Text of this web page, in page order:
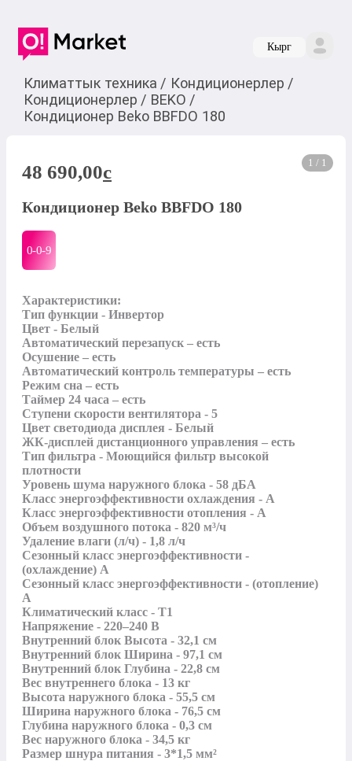
Кырг
Климаттык техника / Кондиционерлер /
Кондиционерлер / BEKO /
Кондиционер Beko BBFDO 180
1 / 1
48 690,00c
Кондиционер Beko BBFDO 180
0-0-9
Характеристики:
Тип функции - Инвертор
Цвет - Белый
Автоматический перезапуск – есть
Осушение – есть
Автоматический контроль температуры – есть
Режим сна – есть
Таймер 24 часа – есть
Ступени скорости вентилятора - 5
Цвет светодиода дисплея - Белый
ЖК-дисплей дистанционного управления – есть
Тип фильтра - Моющийся фильтр высокой
плотности
Уровень шума наружного блока - 58 дБА
Класс энергоэффективности охлаждения - A
Класс энергоэффективности отопления - А
Объем воздушного потока - 820 м³/ч
Удаление влаги (л/ч) - 1,8 л/ч
Сезонный класс энергоэффективности -
(охлаждение) A
Сезонный класс энергоэффективности - (отопление)
A
Климатический класс - Т1
Напряжение - 220–240 В
Внутренний блок Высота - 32,1 см
Внутренний блок Ширина - 97,1 см
Внутренний блок Глубина - 22,8 см
Вес внутреннего блока - 13 кг
Высота наружного блока - 55,5 см
Ширина наружного блока - 76,5 см
Глубина наружного блока - 0,3 см
Вес наружного блока - 34,5 кг
Размер шнура питания - 3*1,5 мм²